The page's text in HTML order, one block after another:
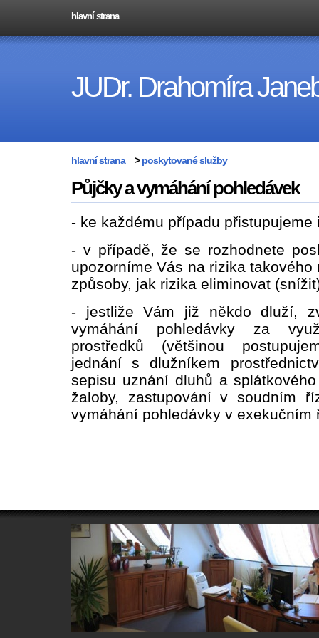
hlavní strana
JUDr. Drahomíra
hlavní strana >poskytované služby
Půjčky a vymáhání pohledávek
- ke každému případu přistupujeme
- v případě, že se rozhodnete
upozorníme Vás na rizika
způsoby, jak rizika eliminovat
- jestliže Vám již někdo dluží,
vymáhání pohledávky za
prostředků (většinou
jednání s dlužníkem
sepisu uznání dluhů a
žaloby, zastupování v soudním
vymáhání pohledávky v exekučním